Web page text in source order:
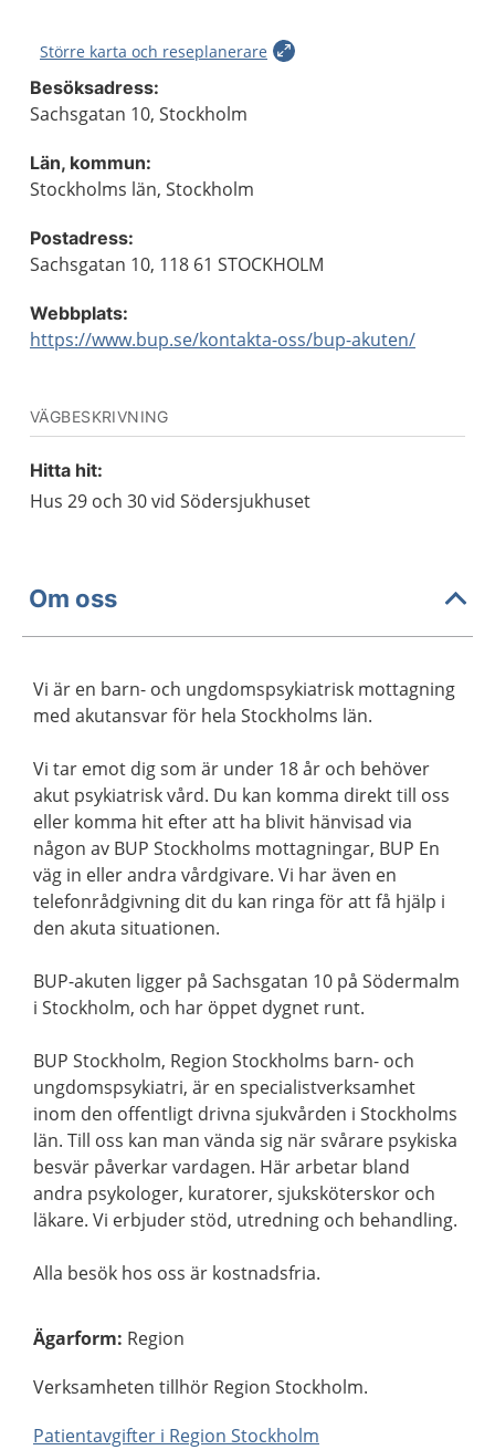
Större karta och reseplanerare
Besöksadress:
Sachsgatan 10, Stockholm
Län, kommun:
Stockholms län, Stockholm
Postadress:
Sachsgatan 10, 118 61 STOCKHOLM
Webbplats:
https://www.bup.se/kontakta-oss/bup-akuten/
VÄGBESKRIVNING
Hitta hit:
Hus 29 och 30 vid Södersjukhuset
Om oss
Vi är en barn- och ungdomspsykiatrisk mottagning
med akutansvar för hela Stockholms län.
Vi tar emot dig som är under 18 år och behöver
akut psykiatrisk vård. Du kan komma direkt till oss
eller komma hit efter att ha blivit hänvisad via
någon av BUP Stockholms mottagningar, BUP En
väg in eller andra vårdgivare. Vi har även en
telefonrådgivning dit du kan ringa för att få hjälp i
den akuta situationen.
BUP-akuten ligger på Sachsgatan 10 på Södermalm
i Stockholm, och har öppet dygnet runt.
BUP Stockholm, Region Stockholms barn- och
ungdomspsykiatri, är en specialistverksamhet
inom den offentligt drivna sjukvården i Stockholms
län. Till oss kan man vända sig när svårare psykiska
besvär påverkar vardagen. Här arbetar bland
andra psykologer, kuratorer, sjuksköterskor och
läkare. Vi erbjuder stöd, utredning och behandling.
Alla besök hos oss är kostnadsfria.
Ägarform: Region
Verksamheten tillhör Region Stockholm.
Patientavgifter i Region Stockholm